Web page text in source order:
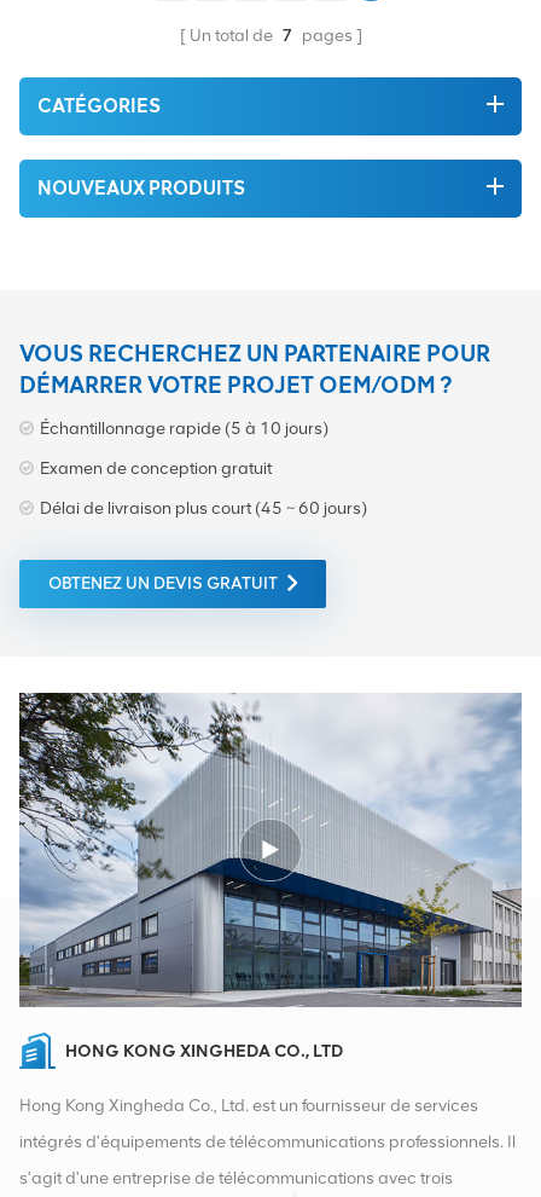
Tout cela est fourni au
meilleur prix possible.
Un total de 7 pages
CATÉGORIES
NOUVEAUX PRODUITS
VOUS RECHERCHEZ UN PARTENAIRE POUR
DÉMARRER VOTRE PROJET OEM/ODM ?
Échantillonnage rapide (5 à 10 jours)
Examen de conception gratuit
Délai de livraison plus court (45 ~ 60 jours)
OBTENEZ UN DEVIS GRATUIT
HONG KONG XINGHEDA CO., LTD
Hong Kong Xingheda Co., Ltd. est un fournisseur de services
intégrés d'équipements de télécommunications professionnels. Il
s'agit d'une entreprise de télécommunications avec trois